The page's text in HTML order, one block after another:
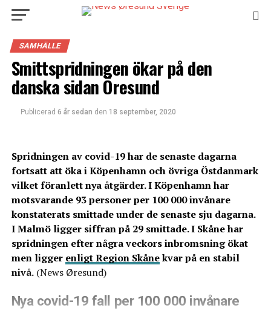
SAMHÄLLE
Smittspridningen ökar på den
danska sidan Öresund
Publicerad 6 år sedan den 18 september, 2020
Spridningen av covid-19 har de senaste dagarna
fortsatt att öka i Köpenhamn och övriga Östdanmark
vilket föranlett nya åtgärder. I Köpenhamn har
motsvarande 93 personer per 100 000 invånare
konstaterats smittade under de senaste sju dagarna.
I Malmö ligger siffran på 29 smittade. I Skåne har
spridningen efter några veckors inbromsning ökat
men ligger enligt Region Skånekvar på en stabil
nivå.(News Øresund)
Nya covid-19 fall per 100 000 invånare